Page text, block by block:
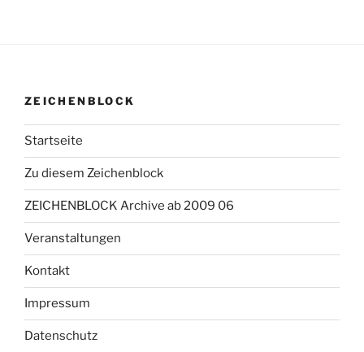
ZEICHENBLOCK
Startseite
Zu diesem Zeichenblock
ZEICHENBLOCK Archive ab 2009 06
Veranstaltungen
Kontakt
Impressum
Datenschutz